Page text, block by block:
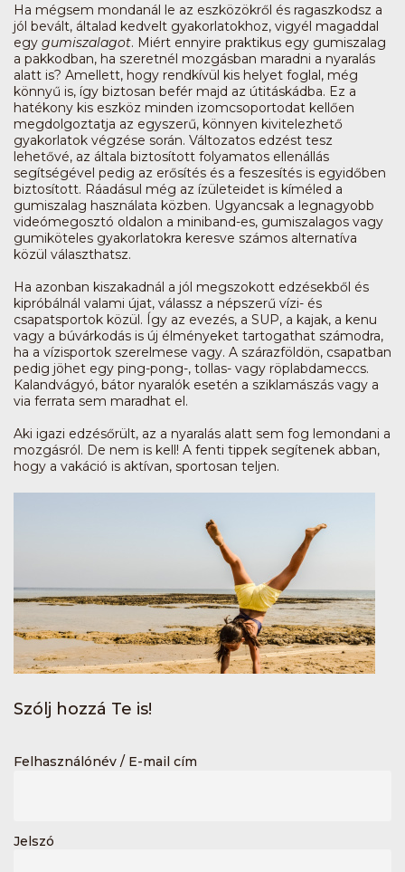
Ha mégsem mondanál le az eszközökről és ragaszkodsz a
jól bevált, általad kedvelt gyakorlatokhoz, vigyél magaddal
egy gumiszalagot. Miért ennyire praktikus egy gumiszalag
a pakkodban, ha szeretnél mozgásban maradni a nyaralás
alatt is? Amellett, hogy rendkívül kis helyet foglal, még
könnyű is, így biztosan befér majd az útitáskádba. Ez a
hatékony kis eszköz minden izomcsoportodat kellően
megdolgoztatja az egyszerű, könnyen kivitelezhető
gyakorlatok végzése során. Változatos edzést tesz
lehetővé, az általa biztosított folyamatos ellenállás
segítségével pedig az erősítés és a feszesítés is egyidőben
biztosított. Ráadásul még az ízületeidet is kíméled a
gumiszalag használata közben. Ugyancsak a legnagyobb
videómegosztó oldalon a miniband-es, gumiszalagos vagy
gumiköteles gyakorlatokra keresve számos alternatíva
közül választhatsz.
Ha azonban kiszakadnál a jól megszokott edzésekből és
kipróbálnál valami újat, válassz a népszerű vízi- és
csapatsportok közül. Így az evezés, a SUP, a kajak, a kenu
vagy a búvárkodás is új élményeket tartogathat számodra,
ha a vízisportok szerelmese vagy. A szárazföldön, csapatban
pedig jöhet egy ping-pong-, tollas- vagy röplabdameccs.
Kalandvágyó, bátor nyaralók esetén a sziklamászás vagy a
via ferrata sem maradhat el.
Aki igazi edzésőrült, az a nyaralás alatt sem fog lemondani a
mozgásról. De nem is kell! A fenti tippek segítenek abban,
hogy a vakáció is aktívan, sportosan teljen.
Szólj hozzá Te is!
Felhasználónév / E-mail cím
Jelszó